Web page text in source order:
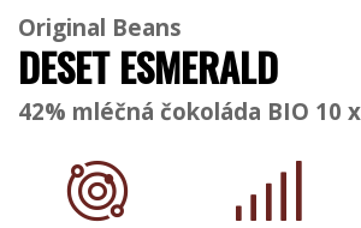
Original Beans
DESET ESMERALD
42% mléčná čokoláda BIO 10